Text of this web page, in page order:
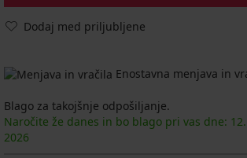
Dodaj med priljubljene
Enostavna menjava in
Blago za takojšnje odpošiljanje.
Naročite že danes in bo blago pri vas dne:
2026